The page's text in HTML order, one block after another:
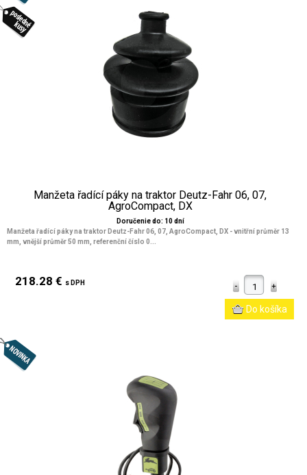
Manžeta řadící páky na traktor Deutz-Fahr 06, 07,
AgroCompact, DX
Doručenie do: 10 dní
Manžeta řadící páky na traktor Deutz-Fahr 06, 07, AgroCompact, DX - vnitřní průměr 13
mm, vnější průměr 50 mm, referenční číslo 0...
218.28 € s DPH